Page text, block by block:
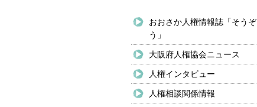
おおさか人権情報誌「そうぞ
う」
大阪府人権協会ニュース
人権インタビュー
人権相談関係情報